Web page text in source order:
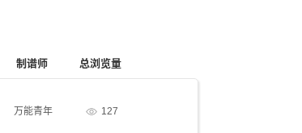
制谱师 总浏览量
万能青年 127